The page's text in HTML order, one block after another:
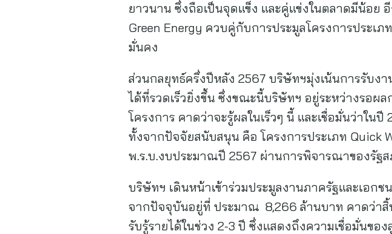
ยาวนาน ซึ่งถือเป็นจุดแข็ง และคู่แข่งในตลาดมีน้อย
Green Energy ควบคู่กับการประมูลโครงการประเภ
มั่นคง
ส่วนกลยุทธ์ครึ่งปีหลัง 2567 บริษัทฯมุ่งเน้นการรับงา
ได้ที่รวดเร็วยิ่งขึ้น ซึ่งขณะนี้บริษัทฯ อยู่ระหว่างรอผ
โครงการ คาดว่าจะรู้ผลในเร็วๆ นี้ และเชื่อมั่นว่าใน
ทั้งจากปัจจัยสนับสนุน คือ โครงการประเภท Quick
พ.ร.บ.งบประมาณปี 2567 ผ่านการพิจารณาของรัฐส
บริษัทฯ เดินหน้าเข้าร่วมประมูลงานภาครัฐและเอกช
จากปัจจุบันอยู่ที่ ประมาณ 8,266 ล้านบาท คาดว่าสิ้
รับรู้รายได้ในช่วง 2-3 ปี ซึ่งแสดงถึงความเชื่อมั่นข